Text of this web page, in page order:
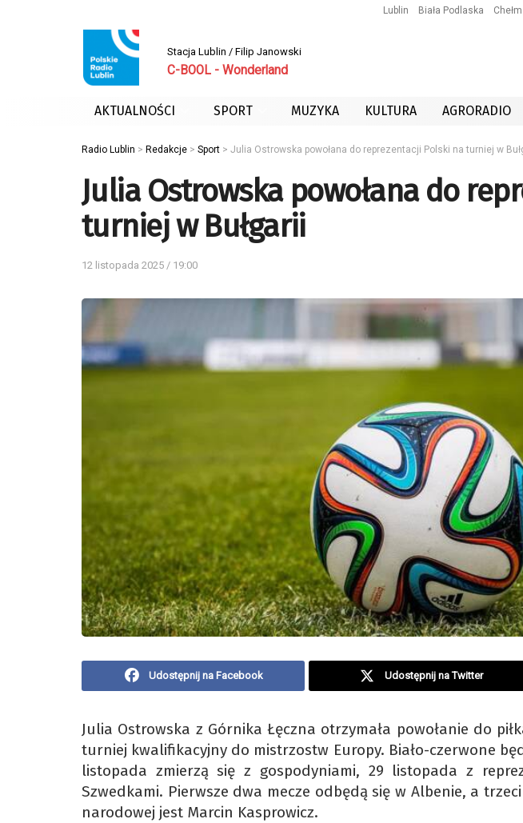
Lublin Biała Podlaska Chełm
Stacja Lublin / Filip Janowski
C-BOOL - Wonderland
AKTUALNOŚCI SPORT MUZYKA KULTURA AGRORADIO
Radio Lublin > Redakcje > Sport > Julia Ostrowska powołana do reprezentacji Polski na turniej w
Julia Ostrowska powołana do
turniej w Bułgarii
12 listopada 2025 / 19:00
Udostępnij na Facebook Udostępnij na Twitter
Julia Ostrowska z Górnika Łęczna otrzymała powołanie do
turniej kwalifikacyjny do mistrzostw Europy. Biało-czerwone
listopada zmierzą się z gospodyniami, 29 listopada z
Szwedkami. Pierwsze dwa mecze odbędą się w Albenie, a
narodowej jest Marcin Kasprowicz.